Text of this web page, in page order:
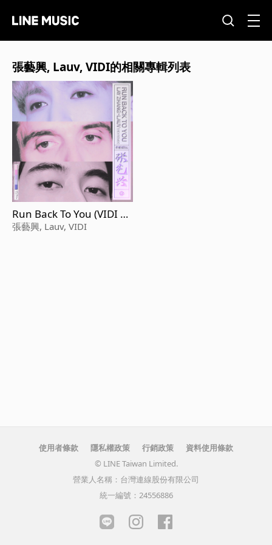
張藝興, Lauv, VIDI的相關專輯列表
Run Back To You (VIDI Re
mix)
張藝興, Lauv, VIDI
使用者條款 隱私權政策 行銷政策
資料使用條款
© LINE Taiwan Limited.
營業人名稱：台灣連線股份有限公司
統一編號：24556886